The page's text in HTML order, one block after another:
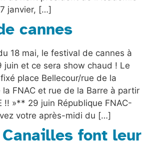
janvier, […]
cannes
18 mai, le festival de cannes à
juin et ce sera show chaud ! Le
place Bellecour/rue de la
la FNAC et rue de la Barre à partir
!! »** 29 juin République FNAC-
votre après-midi du […]
font leur